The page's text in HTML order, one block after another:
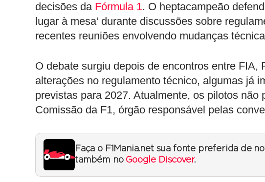
decisões da Fórmula 1. O heptacampeão
lugar à mesa’ durante discussões sobre
recentes reuniões envolvendo mudanças
O debate surgiu depois de encontros entre FIA,
alterações no regulamento técnico, algumas já
previstas para 2027. Atualmente, os pilotos não
Comissão da F1, órgão responsável pelas
Faça o F1Mania.net sua fonte preferida de
também no Google Discover.